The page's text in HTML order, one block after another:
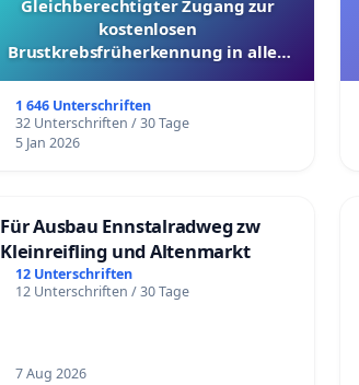
Gleichberechtigter Zugang zur
kostenlosen
Brustkrebsfrüherkennung in allen
1 646 Unterschriften
32 Unterschriften / 30 Tage
5 Jan 2026
Für Ausbau Ennstalradweg zw
Kleinreifling und Altenmarkt
12 Unterschriften
12 Unterschriften / 30 Tage
7 Aug 2026